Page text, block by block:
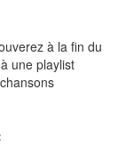
à la fin du
une playlist